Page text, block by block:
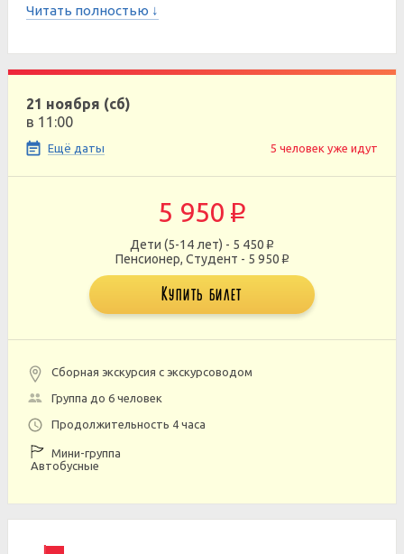
Читать полностью ↓
21 ноября (сб)
в 11:00
Ещё даты 5 человек уже идут
5 950 p
Дети (5-14 лет) - 5 450 p
Пенсионер, Студент - 5 950 p
Купить билет
Сборная экскурсия с экскурсоводом
Группа до 6 человек
Продолжительность 4 часа
Мини-группа
Автобусные